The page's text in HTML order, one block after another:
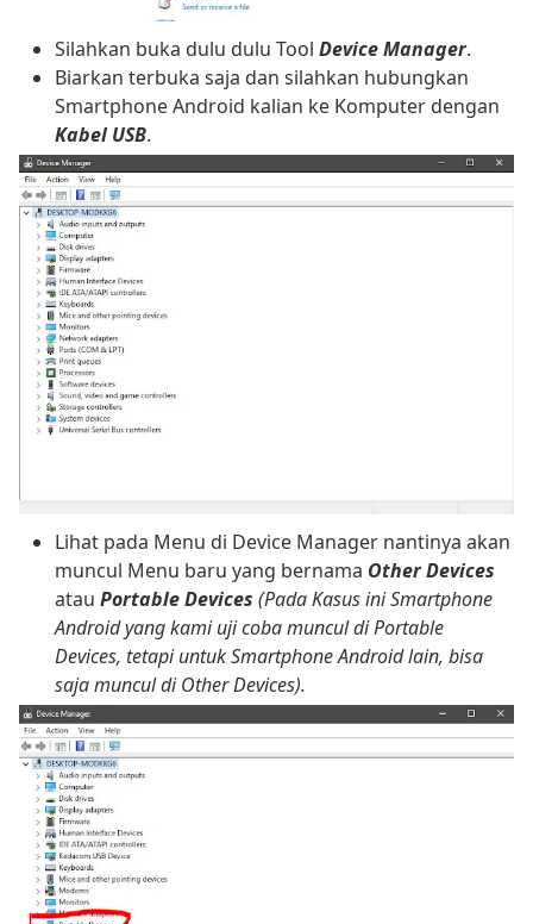
Silahkan buka dulu dulu Tool Device Manager.
Biarkan terbuka saja dan silahkan hubungkan
Smartphone Android kalian ke Komputer dengan
Kabel USB.
Lihat pada Menu di Device Manager nantinya akan
muncul Menu baru yang bernama Other Devices
atau Portable Devices (Pada Kasus ini Smartphone
Android yang kami uji coba muncul di Portable
Devices, tetapi untuk Smartphone Android lain, bisa
saja muncul di Other Devices).